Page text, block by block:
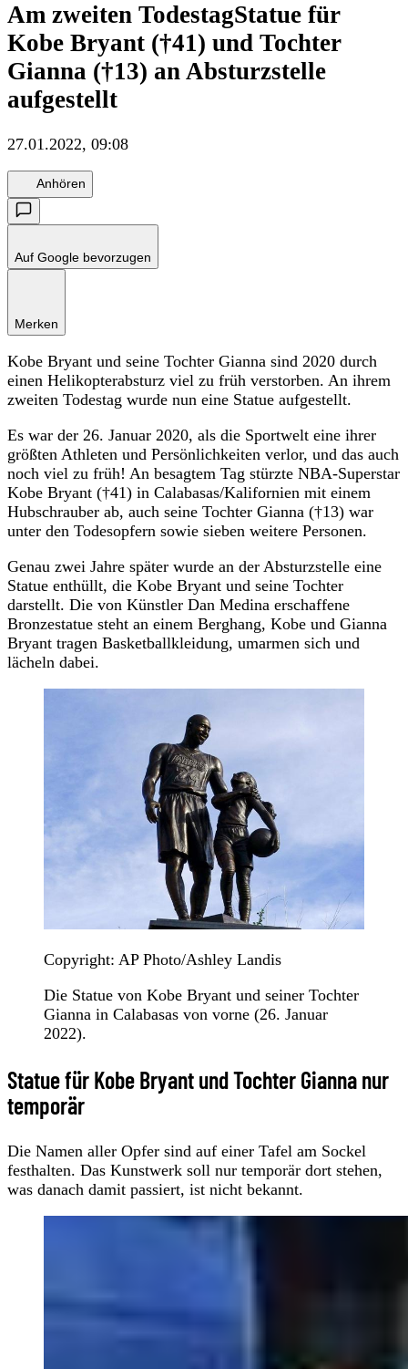
Am zweiten TodestagStatue für
Kobe Bryant (†41) und Tochter
Gianna (†13) an Absturzstelle
aufgestellt
27.01.2022, 09:08
Anhören
Auf Google bevorzugen
Merken
Kobe Bryant und seine Tochter Gianna sind 2020 durch
einen Helikopterabsturz viel zu früh verstorben. An ihrem
zweiten Todestag wurde nun eine Statue aufgestellt.
Es war der 26. Januar 2020, als die Sportwelt eine ihrer
größten Athleten und Persönlichkeiten verlor, und das auch
noch viel zu früh! An besagtem Tag stürzte NBA-Superstar
Kobe Bryant (†41) in Calabasas/Kalifornien mit einem
Hubschrauber ab, auch seine Tochter Gianna (†13) war
unter den Todesopfern sowie sieben weitere Personen.
Genau zwei Jahre später wurde an der Absturzstelle eine
Statue enthüllt, die Kobe Bryant und seine Tochter
darstellt. Die von Künstler Dan Medina erschaffene
Bronzestatue steht an einem Berghang, Kobe und Gianna
Bryant tragen Basketballkleidung, umarmen sich und
lächeln dabei.
Copyright: AP Photo/Ashley Landis
Die Statue von Kobe Bryant und seiner Tochter
Gianna in Calabasas von vorne (26. Januar
2022).
Statue für Kobe Bryant und Tochter Gianna nur
temporär
Die Namen aller Opfer sind auf einer Tafel am Sockel
festhalten. Das Kunstwerk soll nur temporär dort stehen,
was danach damit passiert, ist nicht bekannt.